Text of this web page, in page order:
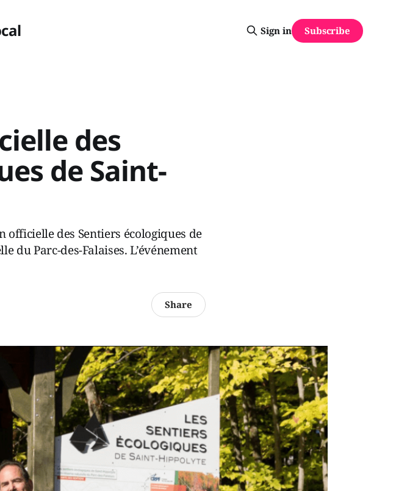
Sign in Subscribe
des
de Saint-
officielle des Sentiers écologiques de
du Parc-des-Falaises. L’événement
Share